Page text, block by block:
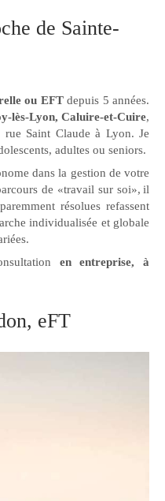
de Sainte-
ou EFTdepuis 5 années.
lès-Lyon, Caluire-et-Cuire,
rue Saint Claude à Lyon. Je
adultes ou seniors.
dans la gestion de votre
de «travail sur soi», il
résolues refassent
individualisée et globale
en entreprise, à
eFT